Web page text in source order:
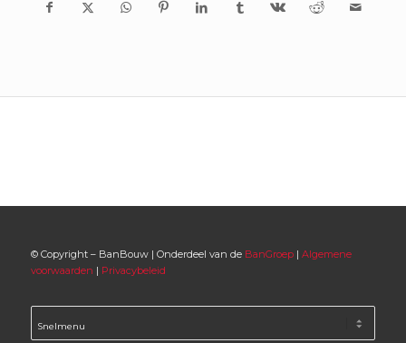
© Copyright – BanBouw | Onderdeel van de BanGroep| Algemene
voorwaarden | Privacybeleid